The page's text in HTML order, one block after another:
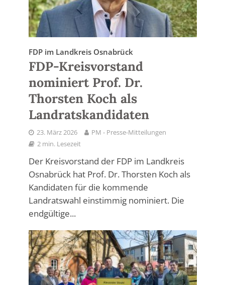
FDP im Landkreis Osnabrück
FDP-Kreisvorstand
nominiert Prof. Dr.
Thorsten Koch als
Landratskandidaten
23. März 2026
PM - Presse-Mitteilungen
2 min. Lesezeit
Der Kreisvorstand der FDP im Landkreis
Osnabrück hat Prof. Dr. Thorsten Koch als
Kandidaten für die kommende
Landratswahl einstimmig nominiert. Die
endgültige...